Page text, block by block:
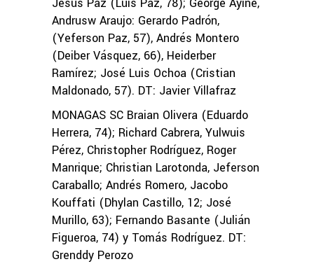
Andrusw Araujo: Gerardo Padrón,
(Yeferson Paz, 57), Andrés Montero
(Deiber Vásquez, 66), Heiderber
Ramírez; José Luis Ochoa (Cristian
Maldonado, 57). DT: Javier Villafraz
MONAGAS SC Braian Olivera (Eduardo
Herrera, 74); Richard Cabrera, Yulwuis
Pérez, Christopher Rodríguez, Roger
Manrique; Christian Larotonda, Jeferson
Caraballo; Andrés Romero, Jacobo
Kouffati (Dhylan Castillo, 12; José
Murillo, 63); Fernando Basante (Julián
Figueroa, 74) y Tomás Rodríguez. DT:
Grenddy Perozo